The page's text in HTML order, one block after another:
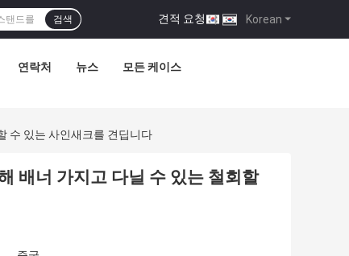
Korean
견적 요청 |
검색
연락처 뉴스 모든 케이스
수 있는 사인새크를 견딥니다
배너 가지고 다닐 수 있는 철회할